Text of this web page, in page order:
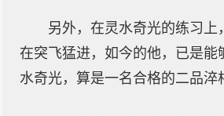
另外，在灵水奇光的练习上
在突飞猛进，如今的他，已是能
水奇光，算是一名合格的二品淬